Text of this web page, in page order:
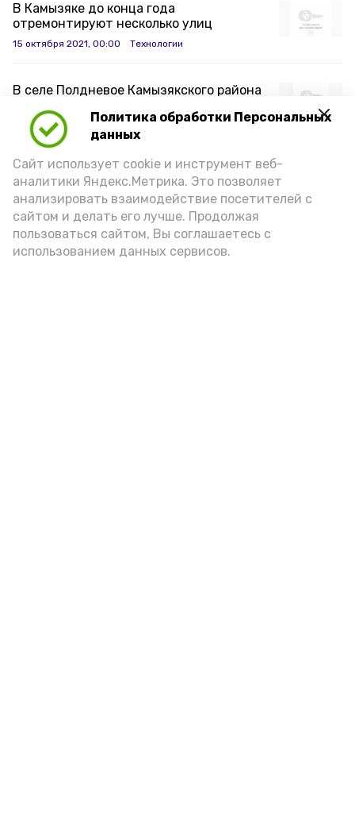
Политика обработки Персональных
данных
Сайт использует cookie и инструмент веб-
аналитики Яндекс.Метрика. Это позволяет
анализировать взаимодействие посетителей с
сайтом и делать его лучше. Продолжая
пользоваться сайтом, Вы соглашаетесь с
использованием данных сервисов.
В Камызяке до конца года
отремонтируют несколько улиц
15 октября 2021, 00:00 Технологии
В селе Полдневое Камызякского района
женщина
14 октября 2021, 10:29 Технологии
В Камызякском районе отремонтирован
ещё один участок водопровода
11 октября 2021, 00:00 Технологии